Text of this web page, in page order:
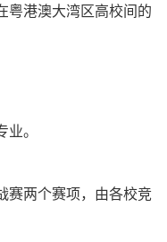
粤港澳大湾区高校间的
。
赛两个赛项，由各校竞